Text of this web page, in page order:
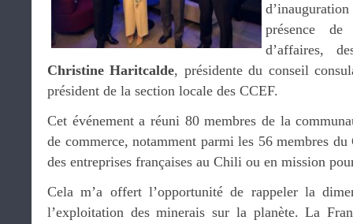
présence
d’affaires,
Christine Haritcalde, présidente du conseil
président de la section locale des CCEF.
Cet événement a réuni 80 membres de la
de commerce, notamment parmi les 56 membres
des entreprises françaises au Chili ou en mission
Cela m’a offert l’opportunité de rappeler la
l’exploitation des minerais sur la planète. La